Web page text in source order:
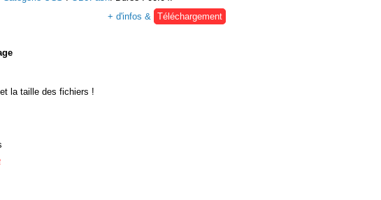
+ d'infos & Téléchargement
la taille des fichiers !